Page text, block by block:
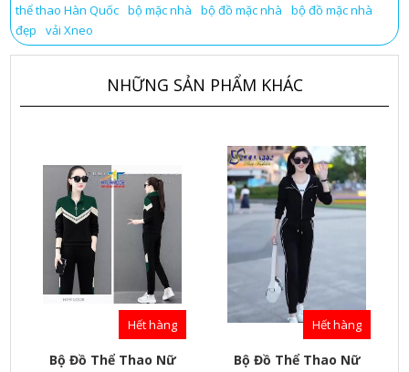
thể thao Hàn Quốc bộ mặc nhà bộ đồ mặc nhà
bộ đồ mặc nhà
đẹp
vải Xneo
NHỮNG SẢN PHẨM KHÁC
Hết hàng
Bộ Đồ Thể Thao Nữ
Hết hàng
Bộ Đồ Thể Thao Nữ